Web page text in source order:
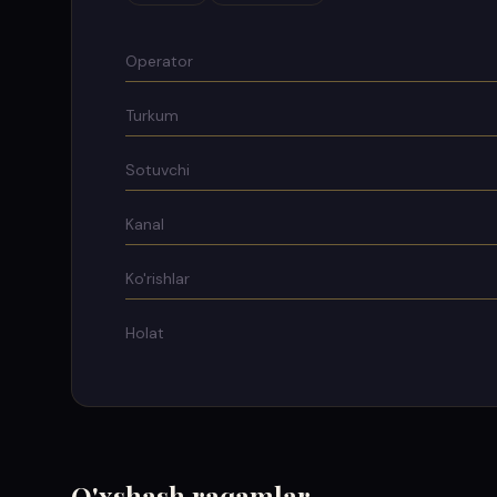
Operator
Turkum
Sotuvchi
Kanal
Ko'rishlar
Holat